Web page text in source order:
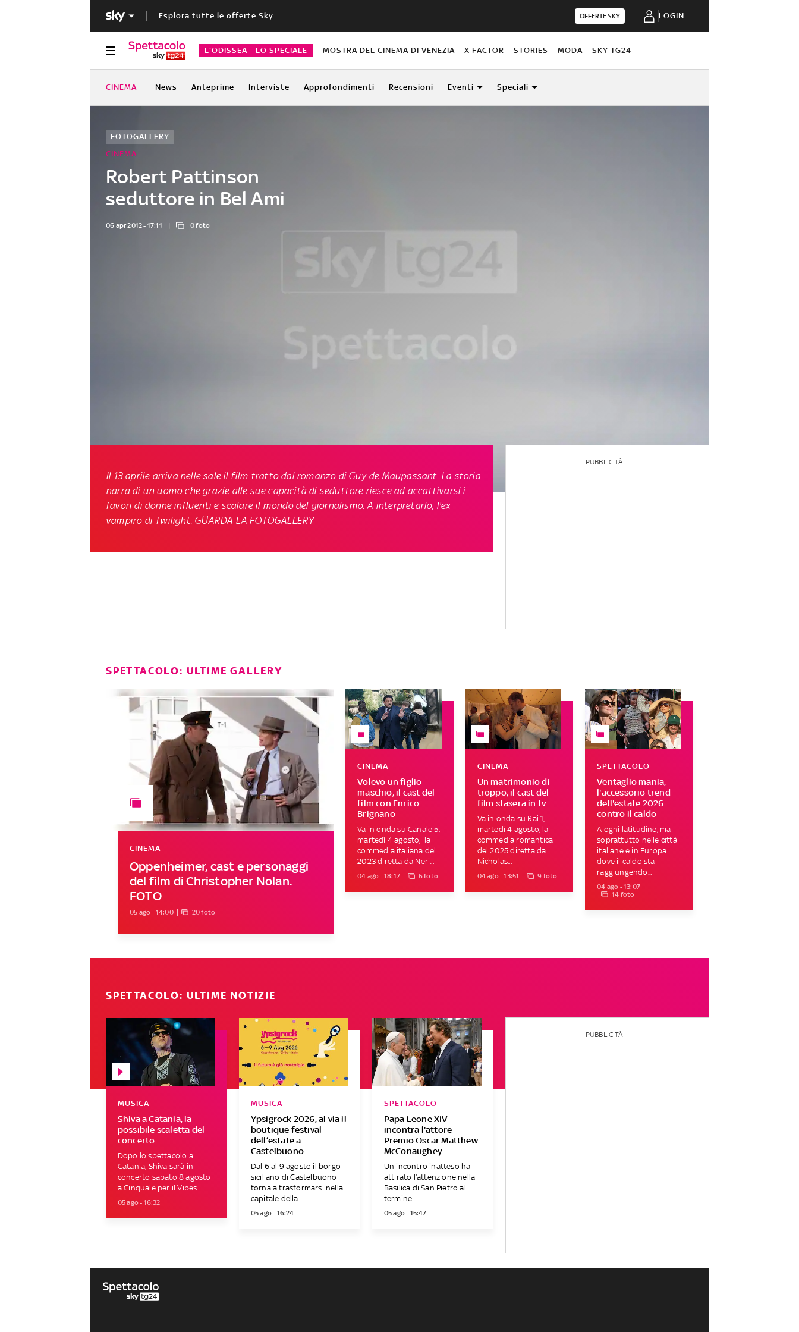
Esplora tutte le offerte Sky OFFERTE SKY LOGIN
L'ODISSEA - LO SPECIALE MOSTRA DEL CINEMA DI VENEZIA X FACTOR STORIES MODA SKY TG24
CINEMA News Anteprime Interviste Approfondimenti Recensioni Eventi Speciali
Robert Pattinson
seduttore in Bel Ami
CINEMA
FOTOGALLERY
06 apr 2012 - 17:11 0 foto
Il 13 aprile arriva nelle sale il film tratto dal romanzo di Guy de Maupassant. La storia
narra di un uomo che grazie alle sue capacità di seduttore riesce ad accattivarsi i
favori di donne influenti e scalare il mondo del giornalismo. A interpretarlo, l'ex
vampiro di Twilight. GUARDA LA FOTOGALLERY
PUBBLICITÀ
SPETTACOLO: ULTIME GALLERY
Oppenheimer, cast e personaggi
del film di Christopher Nolan.
FOTO
CINEMA
05 ago - 14:00 20 foto
Volevo un figlio
maschio, il cast del
film con Enrico
Brignano
CINEMA
Va in onda su Canale 5,
martedì 4 agosto, la
commedia italiana del
2023 diretta da Neri...
04 ago - 18:17 6 foto
Un matrimonio di
troppo, il cast del
film stasera in tv
CINEMA
Va in onda su Rai 1,
martedì 4 agosto, la
commedia romantica
del 2025 diretta da
Nicholas...
04 ago - 13:51 9 foto
Ventaglio mania,
l'accessorio trend
dell'estate 2026
contro il caldo
SPETTACOLO
A ogni latitudine, ma
soprattutto nelle città
italiane e in Europa
dove il caldo sta
raggiungendo...
04 ago - 13:07
14 foto
SPETTACOLO: ULTIME NOTIZIE
Shiva a Catania, la
possibile scaletta del
concerto
MUSICA
Dopo lo spettacolo a
Catania, Shiva sarà in
concerto sabato 8 agosto
a Cinquale per il Vibes...
05 ago - 16:32
Ypsigrock 2026, al via il
boutique festival
dell’estate a
Castelbuono
MUSICA
Dal 6 al 9 agosto il borgo
siciliano di Castelbuono
torna a trasformarsi nella
capitale della...
05 ago - 16:24
Papa Leone XIV
incontra l'attore
Premio Oscar Matthew
McConaughey
SPETTACOLO
Un incontro inatteso ha
attirato l’attenzione nella
Basilica di San Pietro al
termine...
05 ago - 15:47
PUBBLICITÀ